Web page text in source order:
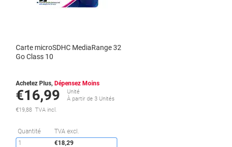
Économies
Carte microSDHC MediaRange 32
Go Class 10
Achetez Plus, Dépensez Moins
€16,99
Unité
À partir de 3 Unités
€19,88 TVA incl.
Quantité TVA excl.
1
€18,29